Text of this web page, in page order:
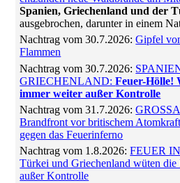
Spanien, Griechenland und der
ausgebrochen, darunter in einem
Nachtrag vom 30.7.2026:Gipfel
Flammen
Nachtrag vom 30.7.2026:
GRIECHENLAND:Feuer-Hölle!
immer weiter außer Kontrolle
Nachtrag vom 31.7.2026:
Brandfront vor britischem
gegen das Feuerinferno
Nachtrag vom 1.8.2026:FEUER
Türkei und Griechenland wüten die
außer Kontrolle